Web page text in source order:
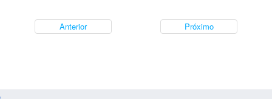
Anterior Próximo